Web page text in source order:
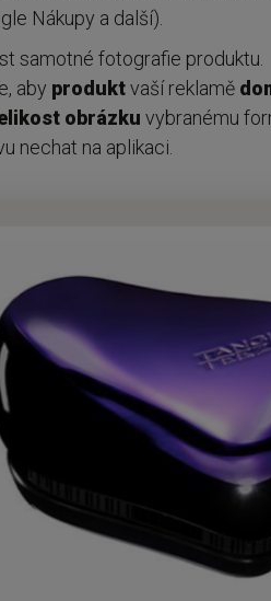
Nákupy a další).
samotné fotografie produktu.
aby produktvaší reklamě
obrázku vybranému
nechat na aplikaci.